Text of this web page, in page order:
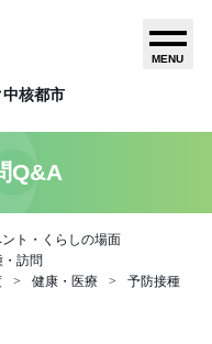
核都市
MENU
Q&A
ト・くらしの場面
訪問
健康・医療 予防接種